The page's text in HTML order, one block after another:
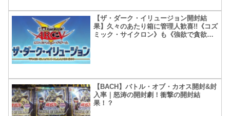
【ザ・ダーク・イリュージョン開封結
果】久々のあたり箱に管理人歓喜!!《コズ
ミック・サイクロン》も《強欲で貪欲な
【BACH】バトル・オブ・カオス開封&封
入率｜怒涛の開封劇！衝撃の開封結
果！？